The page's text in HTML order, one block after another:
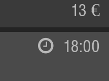
13 €
18:00